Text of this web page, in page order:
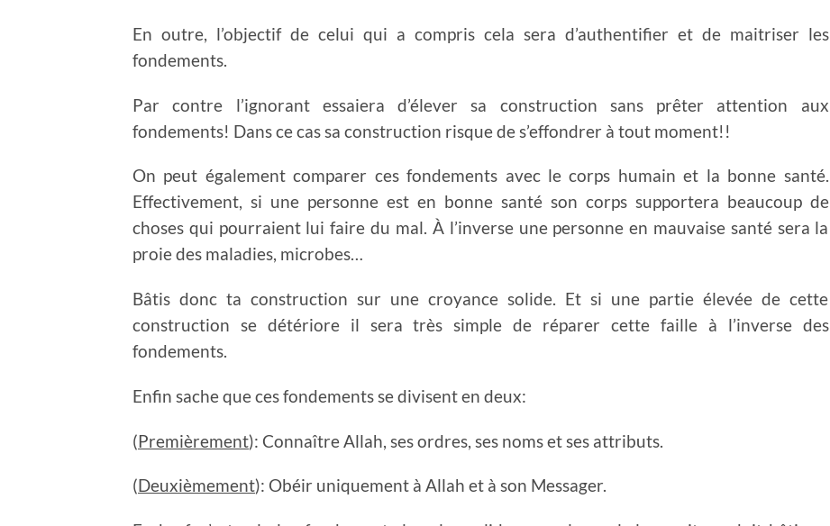
En outre, l’objectif de celui qui a compris cela sera d’authentifier et de maitriser les
fondements.
Par contre l’ignorant essaiera d’élever sa construction sans prêter attention aux
fondements! Dans ce cas sa construction risque de s’effondrer à tout moment!!
On peut également comparer ces fondements avec le corps humain et la bonne santé.
Effectivement, si une personne est en bonne santé son corps supportera beaucoup de
choses qui pourraient lui faire du mal. À l’inverse une personne en mauvaise santé sera la
proie des maladies, microbes…
Bâtis donc ta construction sur une croyance solide. Et si une partie élevée de cette
construction se détériore il sera très simple de réparer cette faille à l’inverse des
fondements.
Enfin sache que ces fondements se divisent en deux:
(Premièrement): Connaître Allah, ses ordres, ses noms et ses attributs.
(Deuxièmement): Obéir uniquement à Allah et à son Messager.